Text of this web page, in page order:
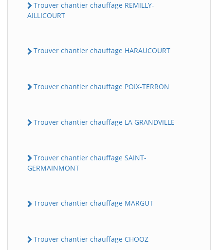
Trouver chantier chauffage REMILLY-
AILLICOURT
Trouver chantier chauffage HARAUCOURT
Trouver chantier chauffage POIX-TERRON
Trouver chantier chauffage LA GRANDVILLE
Trouver chantier chauffage SAINT-
GERMAINMONT
Trouver chantier chauffage MARGUT
Trouver chantier chauffage CHOOZ